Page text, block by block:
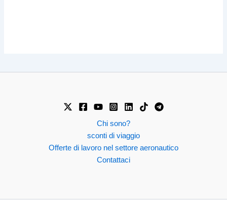
Chi sono?
sconti di viaggio
Offerte di lavoro nel settore aeronautico
Contattaci